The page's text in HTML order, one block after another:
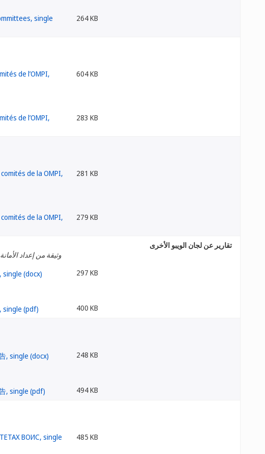
264 KB
604 KB
283 KB
281 KB
279 KB
تقارير عن لجان الويبو الأخرى
وثيقة من إعداد الأمانة
297 KB
400 KB
248 KB
494 KB
485 KB